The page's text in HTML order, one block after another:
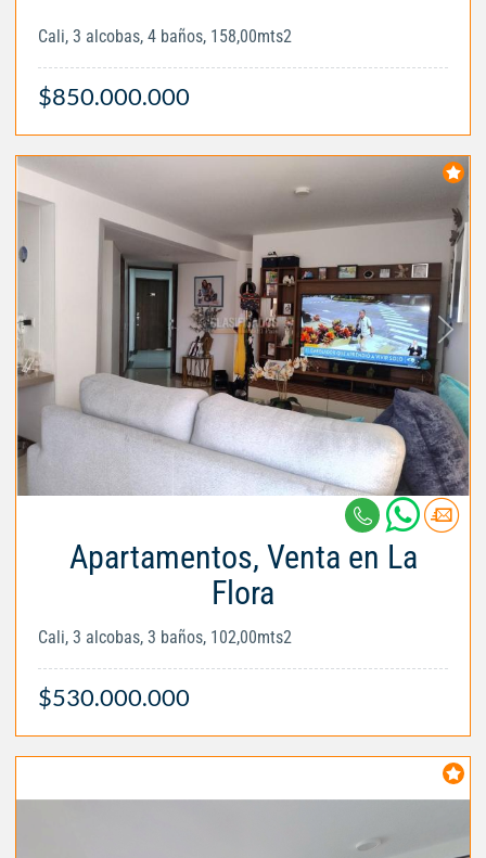
Cali, 3 alcobas, 4 baños, 158,00mts2
$850.000.000
Apartamentos, Venta en La
Flora
Cali, 3 alcobas, 3 baños, 102,00mts2
$530.000.000